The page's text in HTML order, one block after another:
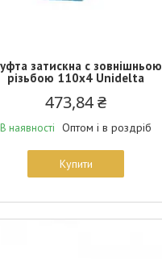
затискна c зовнішньою
різьбою 110х4 Unidelta
473,84 ₴
В наявності Оптом і в роздріб
Купити